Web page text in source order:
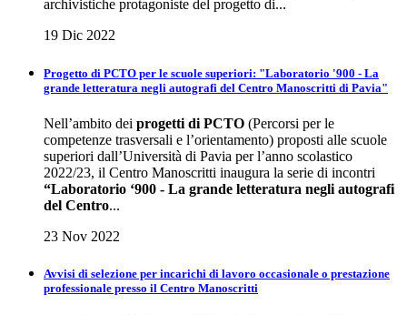
archivistiche protagoniste del progetto di...
19 Dic 2022
Progetto di PCTO per le scuole superiori: "Laboratorio '900 - La
grande letteratura negli autografi del Centro Manoscritti di Pavia"
Nell’ambito dei progetti di PCTO (Percorsi per le
competenze trasversali e l’orientamento) proposti alle scuole
superiori dall’Università di Pavia per l’anno scolastico
2022/23, il Centro Manoscritti inaugura la serie di incontri
“Laboratorio ‘900 - La grande letteratura negli autografi
del Centro...
23 Nov 2022
Avvisi di selezione per incarichi di lavoro occasionale o prestazione
professionale presso il Centro Manoscritti